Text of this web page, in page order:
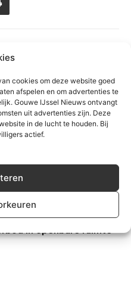
cookies om deze website goed
afspelen en om advertenties te
Gouwe IJssel Nieuws ontvangt
uit advertenties zijn. Deze
in de lucht te houden. Bij
actief.
op
vermist persoon
gemeentebreed
in openbare ruimte